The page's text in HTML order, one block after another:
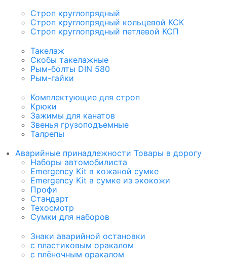
Строп круглопрядный
Строп круглопрядный кольцевой КСК
Строп круглопрядный петлевой КСП
Такелаж
Скобы такелажные
Рым-болты DIN 580
Рым-гайки
Комплектующие для строп
Крюки
Зажимы для канатов
Звенья грузоподъемные
Талрепы
Аварийные принадлежности Товары в дорогу
Наборы автомобилиста
Emergency Kit в кожаной сумке
Emergency Kit в сумке из экокожи
Профи
Стандарт
Техосмотр
Сумки для наборов
Знаки аварийной остановки
с пластиковым оракалом
с плёночным оракалом